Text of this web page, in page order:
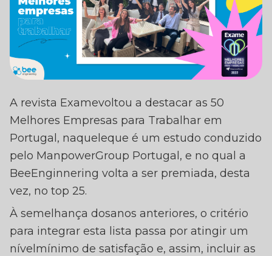
AO TOP 25
MELHORES
PARA TRABALHAR EM
PORTUGAL
A revista Examevoltou a destacar as 50
Melhores Empresas para Trabalhar em
Portugal, naqueleque é um estudo conduzido
pelo ManpowerGroup Portugal, e no qual a
BeeEnginnering volta a ser premiada, desta
vez, no top 25.
À semelhança dosanos anteriores, o critério
para integrar esta lista passa por atingir um
nívelmínimo de satisfação e, assim, incluir as